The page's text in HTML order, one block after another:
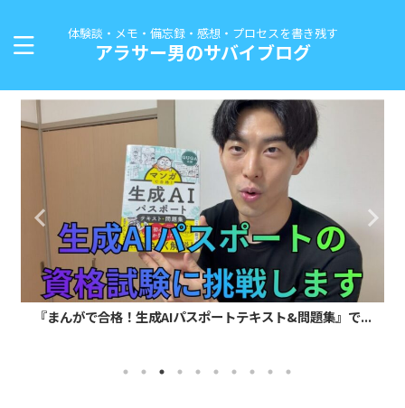
体験談・メモ・備忘録・感想・プロセスを書き残す
アラサー男のサバイブログ
『まんがで合格！生成AIパスポートテキスト&問題集』で...